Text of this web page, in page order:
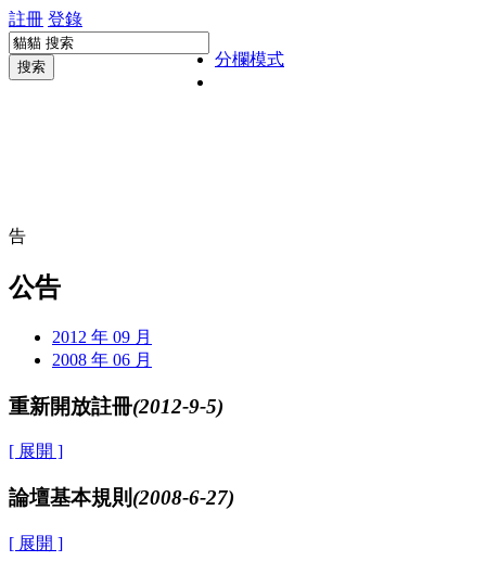
註冊 登錄
搜索 分欄模式
告
公告
2012 年 09 月
2008 年 06 月
重新開放註冊(2012-9-5)
[ 展開 ]
論壇基本規則 (2008-6-27)
[ 展開 ]